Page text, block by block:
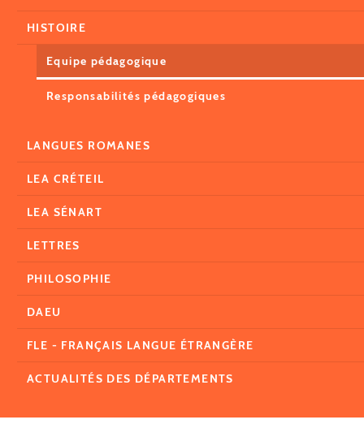
HISTOIRE
Equipe pédagogique
Responsabilités pédagogiques
LANGUES ROMANES
LEA CRÉTEIL
LEA SÉNART
LETTRES
PHILOSOPHIE
DAEU
FLE - FRANÇAIS LANGUE ÉTRANGÈRE
ACTUALITÉS DES DÉPARTEMENTS